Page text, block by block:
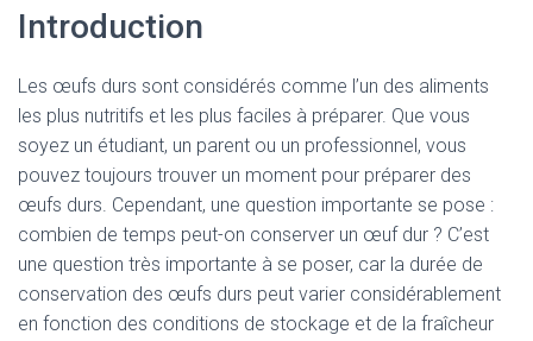
Introduction
Les œufs durs sont considérés comme l’un des aliments
les plus nutritifs et les plus faciles à préparer. Que vous
soyez un étudiant, un parent ou un professionnel, vous
pouvez toujours trouver un moment pour préparer des
œufs durs. Cependant, une question importante se pose :
combien de temps peut-on conserver un œuf dur ? C’est
une question très importante à se poser, car la durée de
conservation des œufs durs peut varier considérablement
en fonction des conditions de stockage et de la fraîcheur